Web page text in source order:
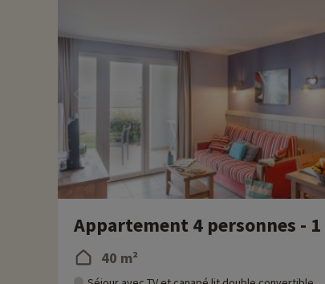
Appartement 4 personnes - 1
40 m²